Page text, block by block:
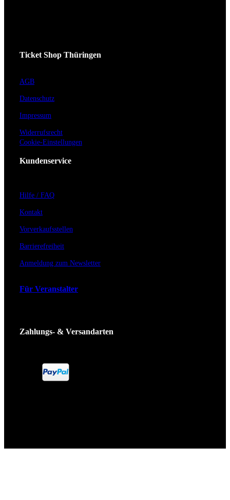
Ticket Shop Thüringen
AGB
Datenschutz
Impressum
Widerrufsrecht
Cookie-Einstellungen
Kundenservice
Hilfe / FAQ
Kontakt
Vorverkaufsstellen
Barrierefreiheit
Anmeldung zum Newsletter
Für Veranstalter
Zahlungs- & Versandarten